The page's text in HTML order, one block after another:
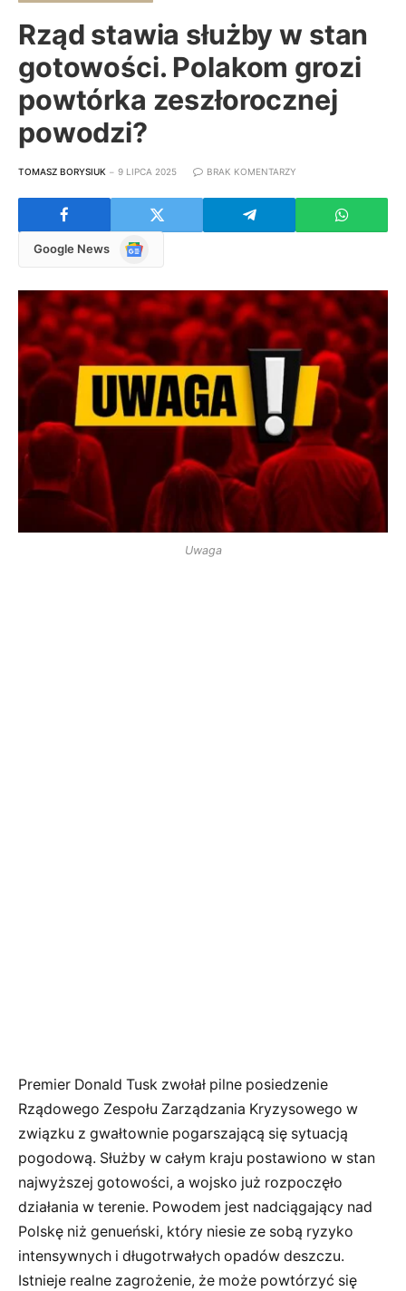
Rząd stawia służby w stan
gotowości. Polakom grozi
powtórka zeszłorocznej
powodzi?
TOMASZ BORYSIUK 9 LIPCA 2025 BRAK KOMENTARZY
Google News
Google
Uwaga
Premier Donald Tusk zwołał pilne posiedzenie
Rządowego Zespołu Zarządzania Kryzysowego w
związku z gwałtownie pogarszającą się sytuacją
pogodową. Służby w całym kraju postawiono w stan
najwyższej gotowości, a wojsko już rozpoczęło
działania w terenie. Powodem jest nadciągający nad
Polskę niż genueński, który niesie ze sobą ryzyko
intensywnych i długotrwałych opadów deszczu.
Istnieje realne zagrożenie, że może powtórzyć się